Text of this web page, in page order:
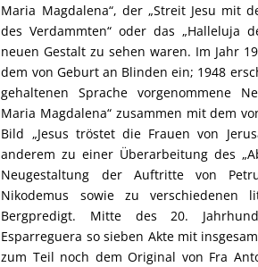
Maria Magdalena“, der „Streit Jesu mit
des Verdammten“ oder das „Halleluja
neuen Gestalt zu sehen waren. Im Jahr
dem von Geburt an Blinden ein; 1948
gehaltenen Sprache vorgenommene
Maria Magdalena“ zusammen mit dem
Bild „Jesus tröstet die Frauen von
anderem zu einer Überarbeitung des
Neugestaltung der Auftritte von
Nikodemus sowie zu verschiedenen
Bergpredigt. Mitte des 20.
Esparreguera so sieben Akte mit
zum Teil noch dem Original von Fra